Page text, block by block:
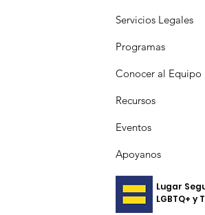
Servicios Legales
Programas
Conocer al Equipo
Recursos
Eventos
Apoyanos
Lugar
LGBTQ+ y